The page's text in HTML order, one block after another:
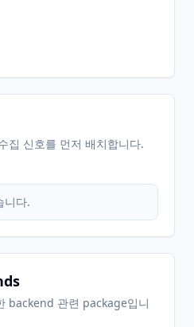
집 신호를 먼저 배치합니다.
니다.
backend 관련 package입니